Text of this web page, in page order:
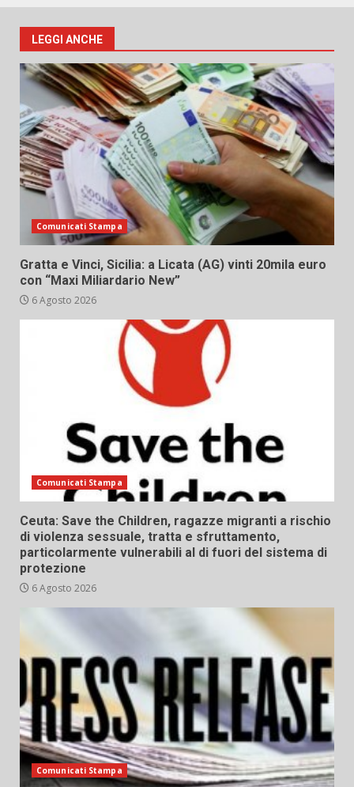
LEGGI ANCHE
Comunicati Stampa
Gratta e Vinci, Sicilia: a Licata (AG) vinti 20mila euro
con “Maxi Miliardario New”
6 Agosto 2026
Comunicati Stampa
Ceuta: Save the Children, ragazze migranti a rischio
di violenza sessuale, tratta e sfruttamento,
particolarmente vulnerabili al di fuori del sistema di
protezione
6 Agosto 2026
Comunicati Stampa